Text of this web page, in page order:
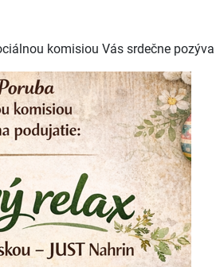
komisiou Vás srdečne